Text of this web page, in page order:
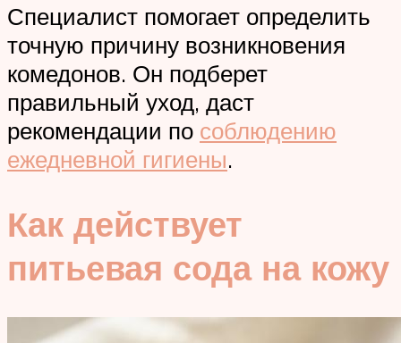
Специалист помогает определить
точную причину возникновения
комедонов. Он подберет
правильный уход, даст
рекомендации по соблюдению
ежедневной гигиены.
Как действует
питьевая сода на кожу